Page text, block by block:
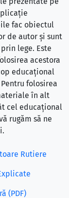
fac obiectul
de autor și sunt
lege. Este
acestora
educațional
folosirea
în alt
cel educațional
rugăm să ne
Rutiere
(PDF)